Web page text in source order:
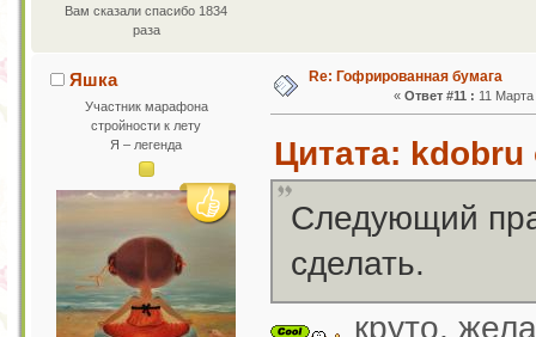
Вам сказали спасибо 1834
раза
Яшка
Участник марафона
стройности к лету
Я – легенда
Re: Гофрированная бумага
«Ответ #11 : 11
Цитата: kdobru
Следующий
сделать.
круто,